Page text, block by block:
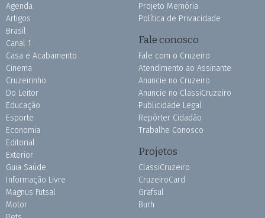
Agenda
Artigos
Brasil
Canal 1
Casa e Acabamento
Cinema
Cruzeirinho
Do Leitor
Educação
Esporte
Economia
Editorial
Exterior
Guia Saúde
Informação Livre
Magnus Futsal
Motor
Projeto Memória
Política de Privacidade
Fale conosco
Fale com o Cruzeiro
Atendimento ao Assinante
Anuncie no Cruzeiro
Anuncie no ClassiCruzeiro
Publicidade Legal
Repórter Cidadão
Trabalhe Conosco
Projetos
ClassiCruzeiro
CruzeiroCard
Grafsul
Burh